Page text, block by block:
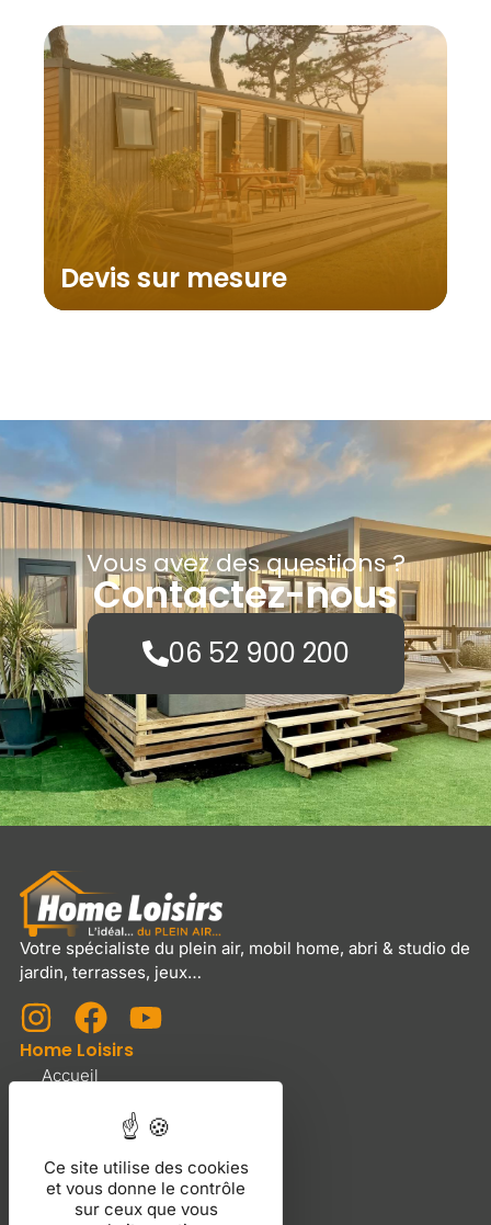
Devis sur mesure
Vous avez des questions ?
Contactez-nous
06 52 900 200
Votre spécialiste du plein air, mobil home, abri & studio de
jardin, terrasses, jeux…
Home Loisirs
Accueil
Services et tarifs
Nous contacter
Produits
Mobil Home Neufs
Ce site utilise des cookies
et vous donne le contrôle
sur ceux que vous